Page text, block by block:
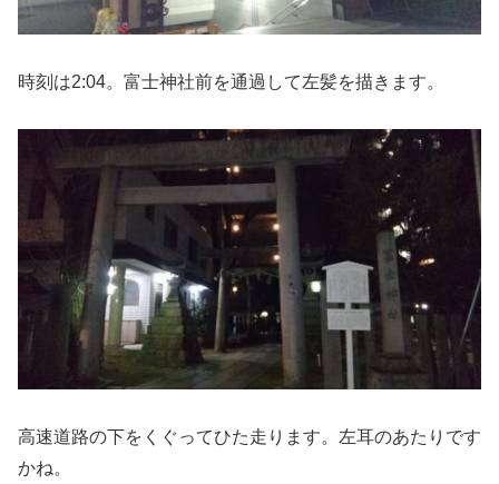
時刻は2:04。富士神社前を通過して左髪を描きます。
高速道路の下をくぐってひた走ります。左耳のあたりです
かね。